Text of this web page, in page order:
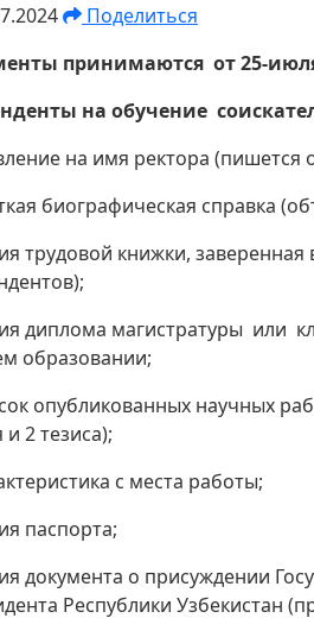
Поделиться
принимаются от 25-
на обучение
на имя ректора (пишется
биографическая справка
трудовой книжки,
диплома магистратуры или
образовании;
опубликованных научных
и 2 тезиса);
с места работы;
паспорта;
документа о присуждении
Республики Узбекистан